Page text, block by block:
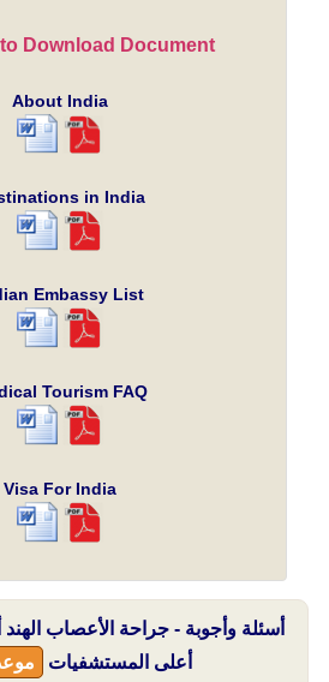
Download Document
About India
in India
Embassy List
Tourism FAQ
Visa For India
أسئلة وأجوبة - جراحة الأعصاب
أعلى المستشفيات